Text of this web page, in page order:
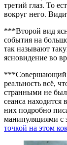
третий глаз. То
вокруг него.
***Второй вид
события на
так называют
ясновидение во
***Совершающий
реальность всё,
странными не
сеанса
них подробно
манипуляциями с
точкой на этом